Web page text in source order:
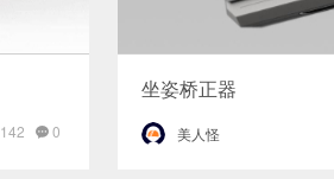
142 0
坐姿桥正器
美人怪